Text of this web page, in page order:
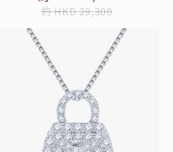
約 HKD 29,300